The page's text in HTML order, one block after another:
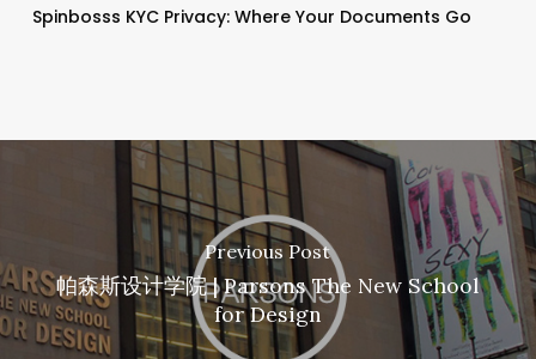
Spinbosss KYC Privacy: Where Your Documents Go
Previous Post
帕森斯设计学院 | Parsons The New School
for Design